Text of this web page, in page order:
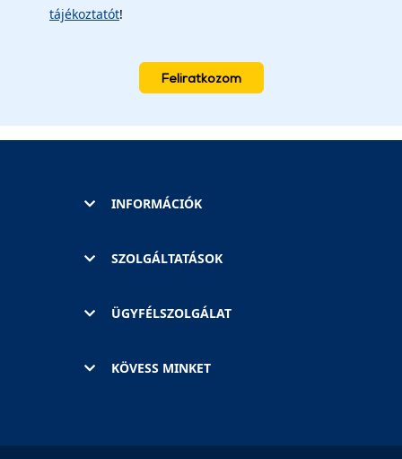
tájékoztatót!
Feliratkozom
INFORMÁCIÓK
SZOLGÁLTATÁSOK
ÜGYFÉLSZOLGÁLAT
KÖVESS MINKET